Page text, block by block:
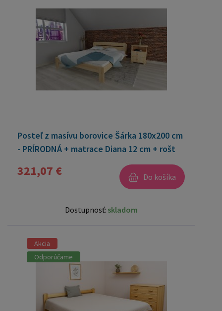
Posteľ z masívu borovice Šárka 180x200 cm
- PRÍRODNÁ + matrace Diana 12 cm + rošt
321,07 € Do košíka
Dostupnosť: skladom
Akcia
Odporúčame